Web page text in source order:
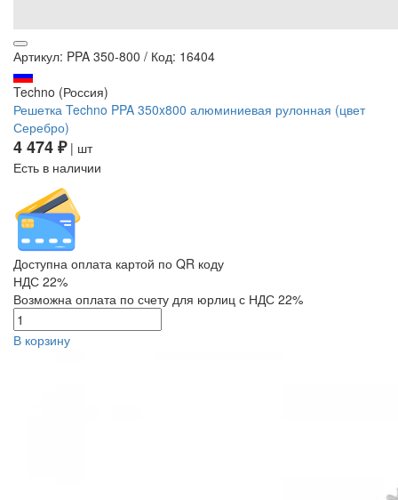
Артикул: PPA 350-800 / Код: 16404
Techno (Россия)
Решетка Techno PPA 350x800 алюминиевая рулонная (цвет
Серебро)
4 474 ₽| шт
Есть в наличии
Доступна оплата картой по QR коду
НДС 22%
Возможна оплата по счету для юрлиц с НДС 22%
В корзину